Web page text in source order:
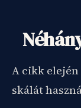
A cikk
skálát